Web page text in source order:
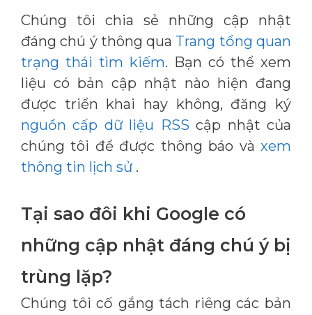
Chúng tôi chia sẻ những cập nhật
đáng chú ý thông qua Trang tổng quan
trạng thái tìm kiếm. Bạn có thể xem
liệu có bản cập nhật nào hiện đang
được triển khai hay không, đăng ký
nguồn cấp dữ liệu RSS cập nhật của
chúng tôi để được thông báo và xem
thông tin lịch sử .
Tại sao đôi khi Google có
những cập nhật đáng chú ý bị
trùng lặp?
Chúng tôi cố gắng tách riêng các bản